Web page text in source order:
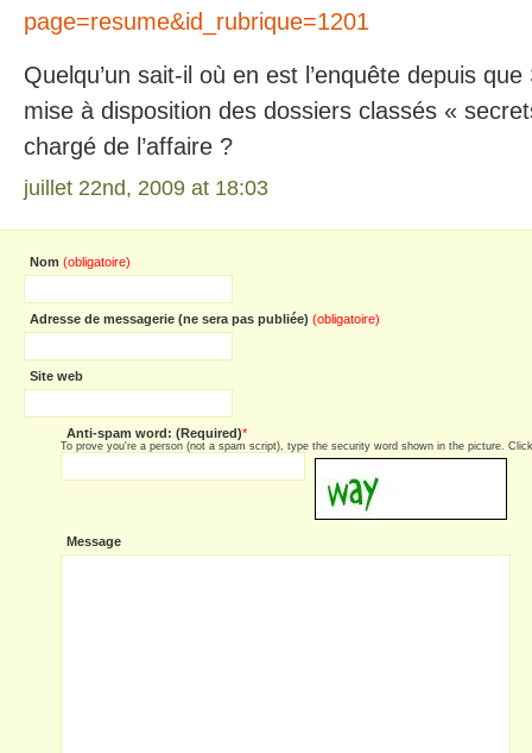
page=resume&id_rubrique=1201
Quelqu’un sait-il où en est l’enquête depuis
mise à disposition des dossiers classés «
chargé de l’affaire ?
juillet 22nd, 2009 at 18:03
Nom (obligatoire)
Adresse de messagerie (ne sera pas publiée) (obligatoire)
Site web
Anti-spam word: (Required)*
To prove you're a person (not a spam script), type the security word shown in the picture.
Message